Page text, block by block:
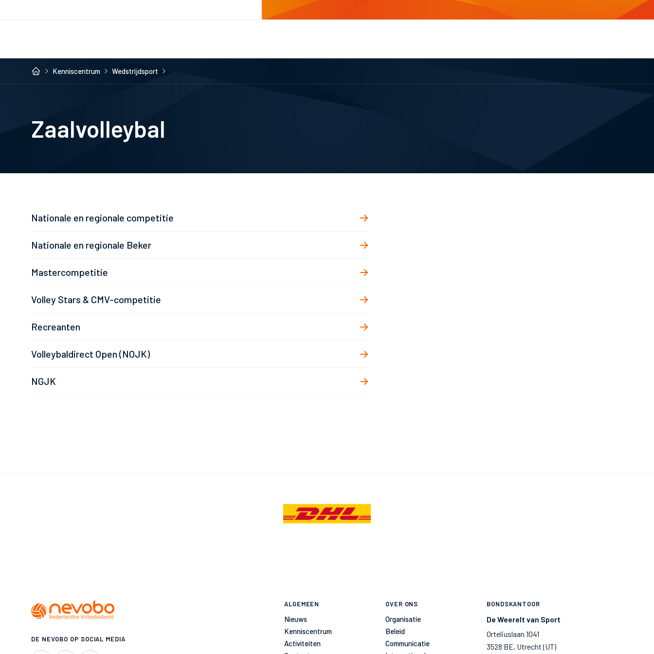
Kenniscentrum Wedstrijdsport
Zaalvolleybal
Nationale en regionale competitie
Nationale en regionale Beker
Mastercompetitie
Volley Stars & CMV-competitie
Recreanten
Volleybaldirect Open (NOJK)
NGJK
DE NEVOBO OP SOCIAL MEDIA
ALGEMEEN
Nieuws
Kenniscentrum
Activiteiten
OVER ONS
Organisatie
Beleid
Communicatie
BONDSKANTOOR
De Weerelt van Sport
Orteliuslaan 1041
3528 BE, Utrecht (UT)